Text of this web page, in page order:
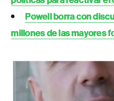
Powell borra con
millones de las mayores